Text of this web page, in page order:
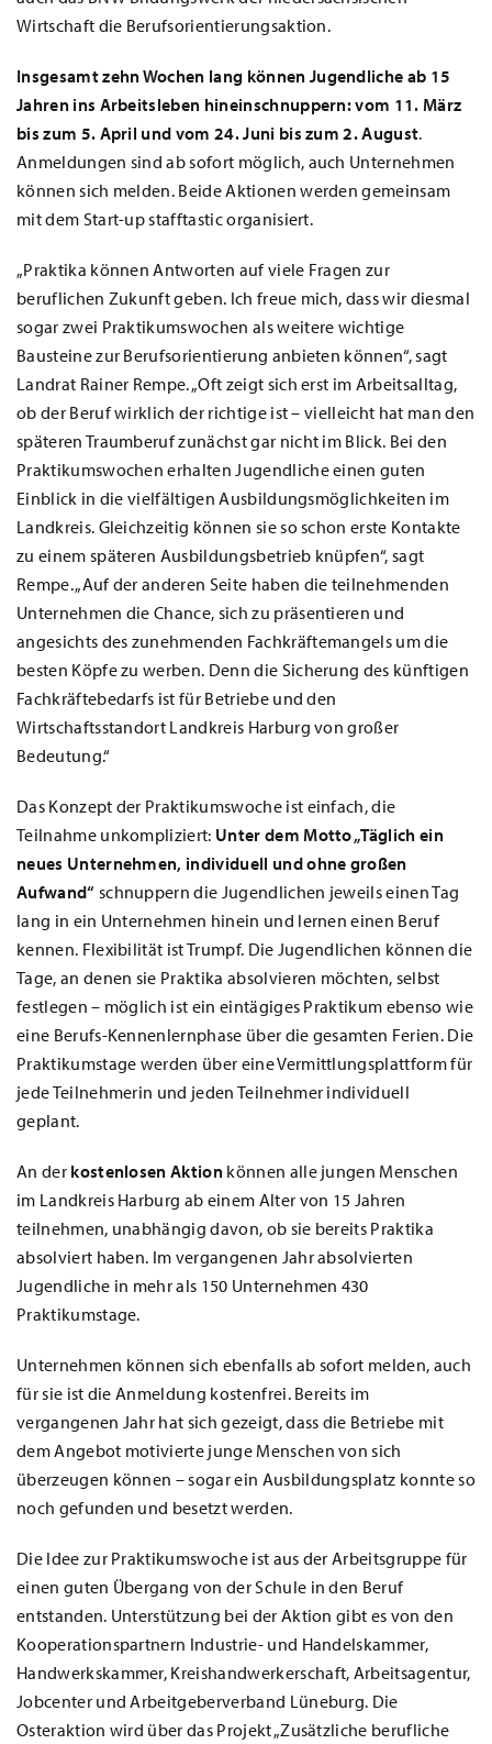
Wirtschaft die Berufsorientierungsaktion.
Insgesamt zehn Wochen lang können Jugendliche ab 15
Jahren ins Arbeitsleben hineinschnuppern:vom 11. März
bis zum 5. April und vom 24. Juni bis zum 2. August.
Anmeldungen sind ab sofort möglich, auch Unternehmen
können sich melden. Beide Aktionen werden gemeinsam
mit dem Start-up stafftastic organisiert.
„Praktika können Antworten auf viele Fragen zur
beruflichen Zukunft geben. Ich freue mich, dass wir diesmal
sogar zwei Praktikumswochen als weitere wichtige
Bausteine zur Berufsorientierung anbieten können“, sagt
Landrat Rainer Rempe. „Oft zeigt sich erst im Arbeitsalltag,
ob der Beruf wirklich der richtige ist – vielleicht hat man den
späteren Traumberuf zunächst gar nicht im Blick. Bei den
Praktikumswochen erhalten Jugendliche einen guten
Einblick in die vielfältigen Ausbildungsmöglichkeiten im
Landkreis. Gleichzeitig können sie so schon erste Kontakte
zu einem späteren Ausbildungsbetrieb knüpfen“, sagt
Rempe. „Auf der anderen Seite haben die teilnehmenden
Unternehmen die Chance, sich zu präsentieren und
angesichts des zunehmenden Fachkräftemangels um die
besten Köpfe zu werben. Denn die Sicherung des künftigen
Fachkräftebedarfs ist für Betriebe und den
Wirtschaftsstandort Landkreis Harburg von großer
Bedeutung.“
Das Konzept der Praktikumswoche ist einfach, die
Teilnahme unkompliziert: Unter dem Motto „Täglich ein
neues Unternehmen, individuell und ohne großen
Aufwand“ schnuppern die Jugendlichen jeweils einen Tag
lang in ein Unternehmen hinein und lernen einen Beruf
kennen. Flexibilität ist Trumpf. Die Jugendlichen können die
Tage, an denen sie Praktika absolvieren möchten, selbst
festlegen – möglich ist ein eintägiges Praktikum ebenso wie
eine Berufs-Kennenlernphase über die gesamten Ferien. Die
Praktikumstage werden über eine Vermittlungsplattform für
jede Teilnehmerin und jeden Teilnehmer individuell
geplant.
An der kostenlosen Aktion können alle jungen Menschen
im Landkreis Harburg ab einem Alter von 15 Jahren
teilnehmen, unabhängig davon, ob sie bereits Praktika
absolviert haben. Im vergangenen Jahr absolvierten
Jugendliche in mehr als 150 Unternehmen 430
Praktikumstage.
Unternehmen können sich ebenfalls ab sofort melden, auch
für sie ist die Anmeldung kostenfrei. Bereits im
vergangenen Jahr hat sich gezeigt, dass die Betriebe mit
dem Angebot motivierte junge Menschen von sich
überzeugen können – sogar ein Ausbildungsplatz konnte so
noch gefunden und besetzt werden.
Die Idee zur Praktikumswoche ist aus der Arbeitsgruppe für
einen guten Übergang von der Schule in den Beruf
entstanden. Unterstützung bei der Aktion gibt es von den
Kooperationspartnern Industrie- und Handelskammer,
Handwerkskammer, Kreishandwerkerschaft, Arbeitsagentur,
Jobcenter und Arbeitgeberverband Lüneburg. Die
Osteraktion wird über das Projekt „Zusätzliche berufliche